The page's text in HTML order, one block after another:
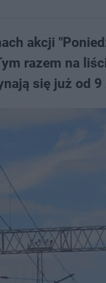
akcji
razem na
się już od 9